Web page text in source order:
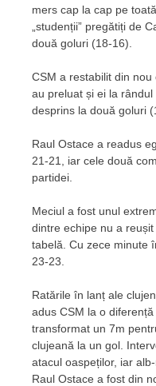
mers cap la cap pe
„studenții” pregătiți de
două goluri (18-16).
CSM a restabilit din
au preluat și ei la
desprins la două goluri
Raul Ostace a readus
21-21, iar cele două
partidei.
Meciul a fost unul
dintre echipe nu a
tabelă. Cu zece minute
23-23.
Ratările în lanț ale
adus CSM la o
transformat un 7m
clujeană la un gol.
atacul oaspeților, iar
Raul Ostace a fost din